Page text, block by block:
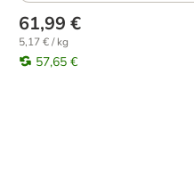
61,99 €
5,17 € / kg
57,65 €